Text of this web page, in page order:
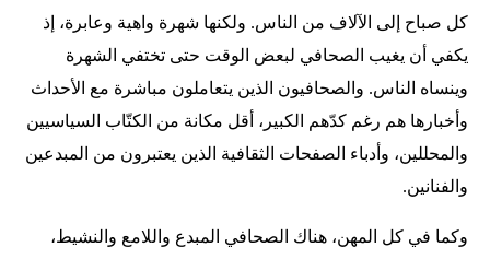
كل صباح إلى الآلاف من الناس. ولكنها شهرة واهية وعابرة، إذ
يكفي أن يغيب الصحافي لبعض الوقت حتى تختفي الشهرة
وينساه الناس. والصحافيون الذين يتعاملون مباشرة مع الأحداث
وأخبارها هم رغم كدّهم الكبير، أقل مكانة من الكتّاب السياسيين
والمحللين، وأدباء الصفحات الثقافية الذين يعتبرون من المبدعين
والفنانين.
وكما في كل المهن، هناك الصحافي المبدع واللامع والنشيط،